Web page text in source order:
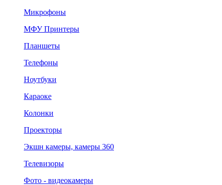
Микрофоны
МФУ Принтеры
Планшеты
Телефоны
Ноутбуки
Караоке
Колонки
Проекторы
Экшн камеры, камеры 360
Телевизоры
Фото - видеокамеры